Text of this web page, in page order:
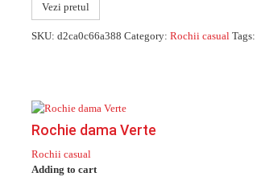
Vezi pretul
SKU: d2ca0c66a388 Category: Rochii casual Tags:
Rochie dama Verte
Rochii casual
Adding to cart